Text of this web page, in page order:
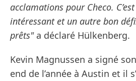
acclamations pour Checo.
intéressant et un autre bon
prêts"a déclaré Hülkenberg.
Kevin Magnussen a signé
end de l’année à Austin et il